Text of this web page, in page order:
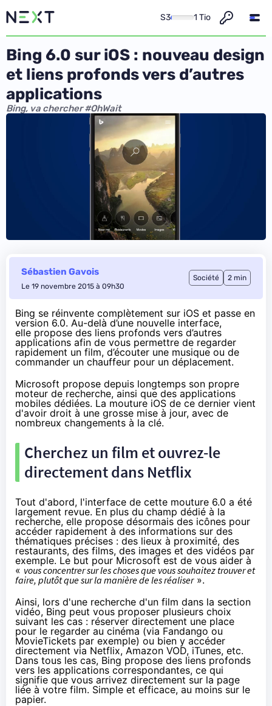
S3 1 Tio
Bing 6.0 sur iOS : nouveau design
et liens profonds vers d’autres
applications
Bing, va chercher #OhWait
Sébastien Gavois
Le 19 novembre 2015 à 09h30
Société 2 min
Bing se réinvente complètement sur iOS et passe en
version 6.0. Au-delà d’une nouvelle interface,
elle propose des liens profonds vers d’autres
applications afin de vous permettre de regarder
rapidement un film, d’écouter une musique ou de
commander un chauffeur pour un déplacement.
Microsoft propose depuis longtemps son propre
moteur de recherche, ainsi que des applications
mobiles dédiées. La mouture iOS de ce dernier vient
d'avoir droit à une grosse mise à jour, avec de
nombreux changements à la clé.
Cherchez un film et ouvrez-le
directement dans Netflix
Tout d'abord, l'interface de cette mouture 6.0 a été
largement revue. En plus du champ dédié à la
recherche, elle propose désormais des icônes pour
accéder rapidement à des informations sur des
thématiques précises : des lieux à proximité, des
restaurants, des films, des images et des vidéos par
exemple. Le but pour Microsoft est de vous aider à
« vous concentrer sur les choses que vous souhaitez trouver et
faire, plutôt que sur la manière de les réaliser».
Ainsi, lors d'une recherche d'un film dans la section
vidéo, Bing peut vous proposer plusieurs choix
suivant les cas : réserver directement une place
pour le regarder au cinéma (via Fandango ou
MovieTickets par exemple) ou bien y accéder
directement via Netflix, Amazon VOD, iTunes, etc.
Dans tous les cas, Bing propose des liens profonds
vers les applications correspondantes, ce qui
signifie que vous arrivez directement sur la page
liée à votre film. Simple et efficace, au moins sur le
papier.